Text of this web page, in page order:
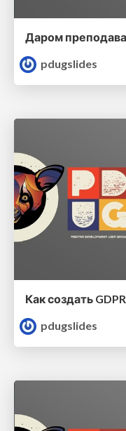
pdugslides
Как создать
pdugslides